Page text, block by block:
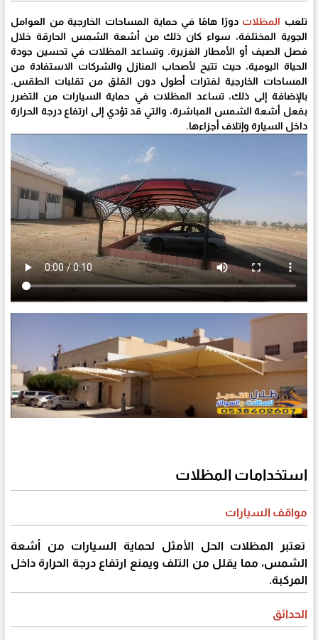
تلعب المظلات دورًا هامًا في حماية المساحات الخارجية من العوامل
الجوية المختلفة، سواء كان ذلك من أشعة الشمس الحارقة خلال
فصل الصيف أو الأمطار الغزيرة. وتساعد المظلات في تحسين جودة
الحياة اليومية، حيث تتيح لأصحاب المنازل والشركات الاستفادة من
المساحات الخارجية لفترات أطول دون القلق من تقلبات الطقس.
بالإضافة إلى ذلك، تساعد المظلات في حماية السيارات من التضرر
بفعل أشعة الشمس المباشرة، والتي قد تؤدي إلى ارتفاع درجة الحرارة
داخل السيارة وإتلاف أجزاءها.
استخدامات المظلات
مواقف السيارات
تعتبر المظلات الحل الأمثل لحماية السيارات من أشعة
الشمس، مما يقلل من التلف ويمنع ارتفاع درجة الحرارة داخل
المركبة.
الحدائق